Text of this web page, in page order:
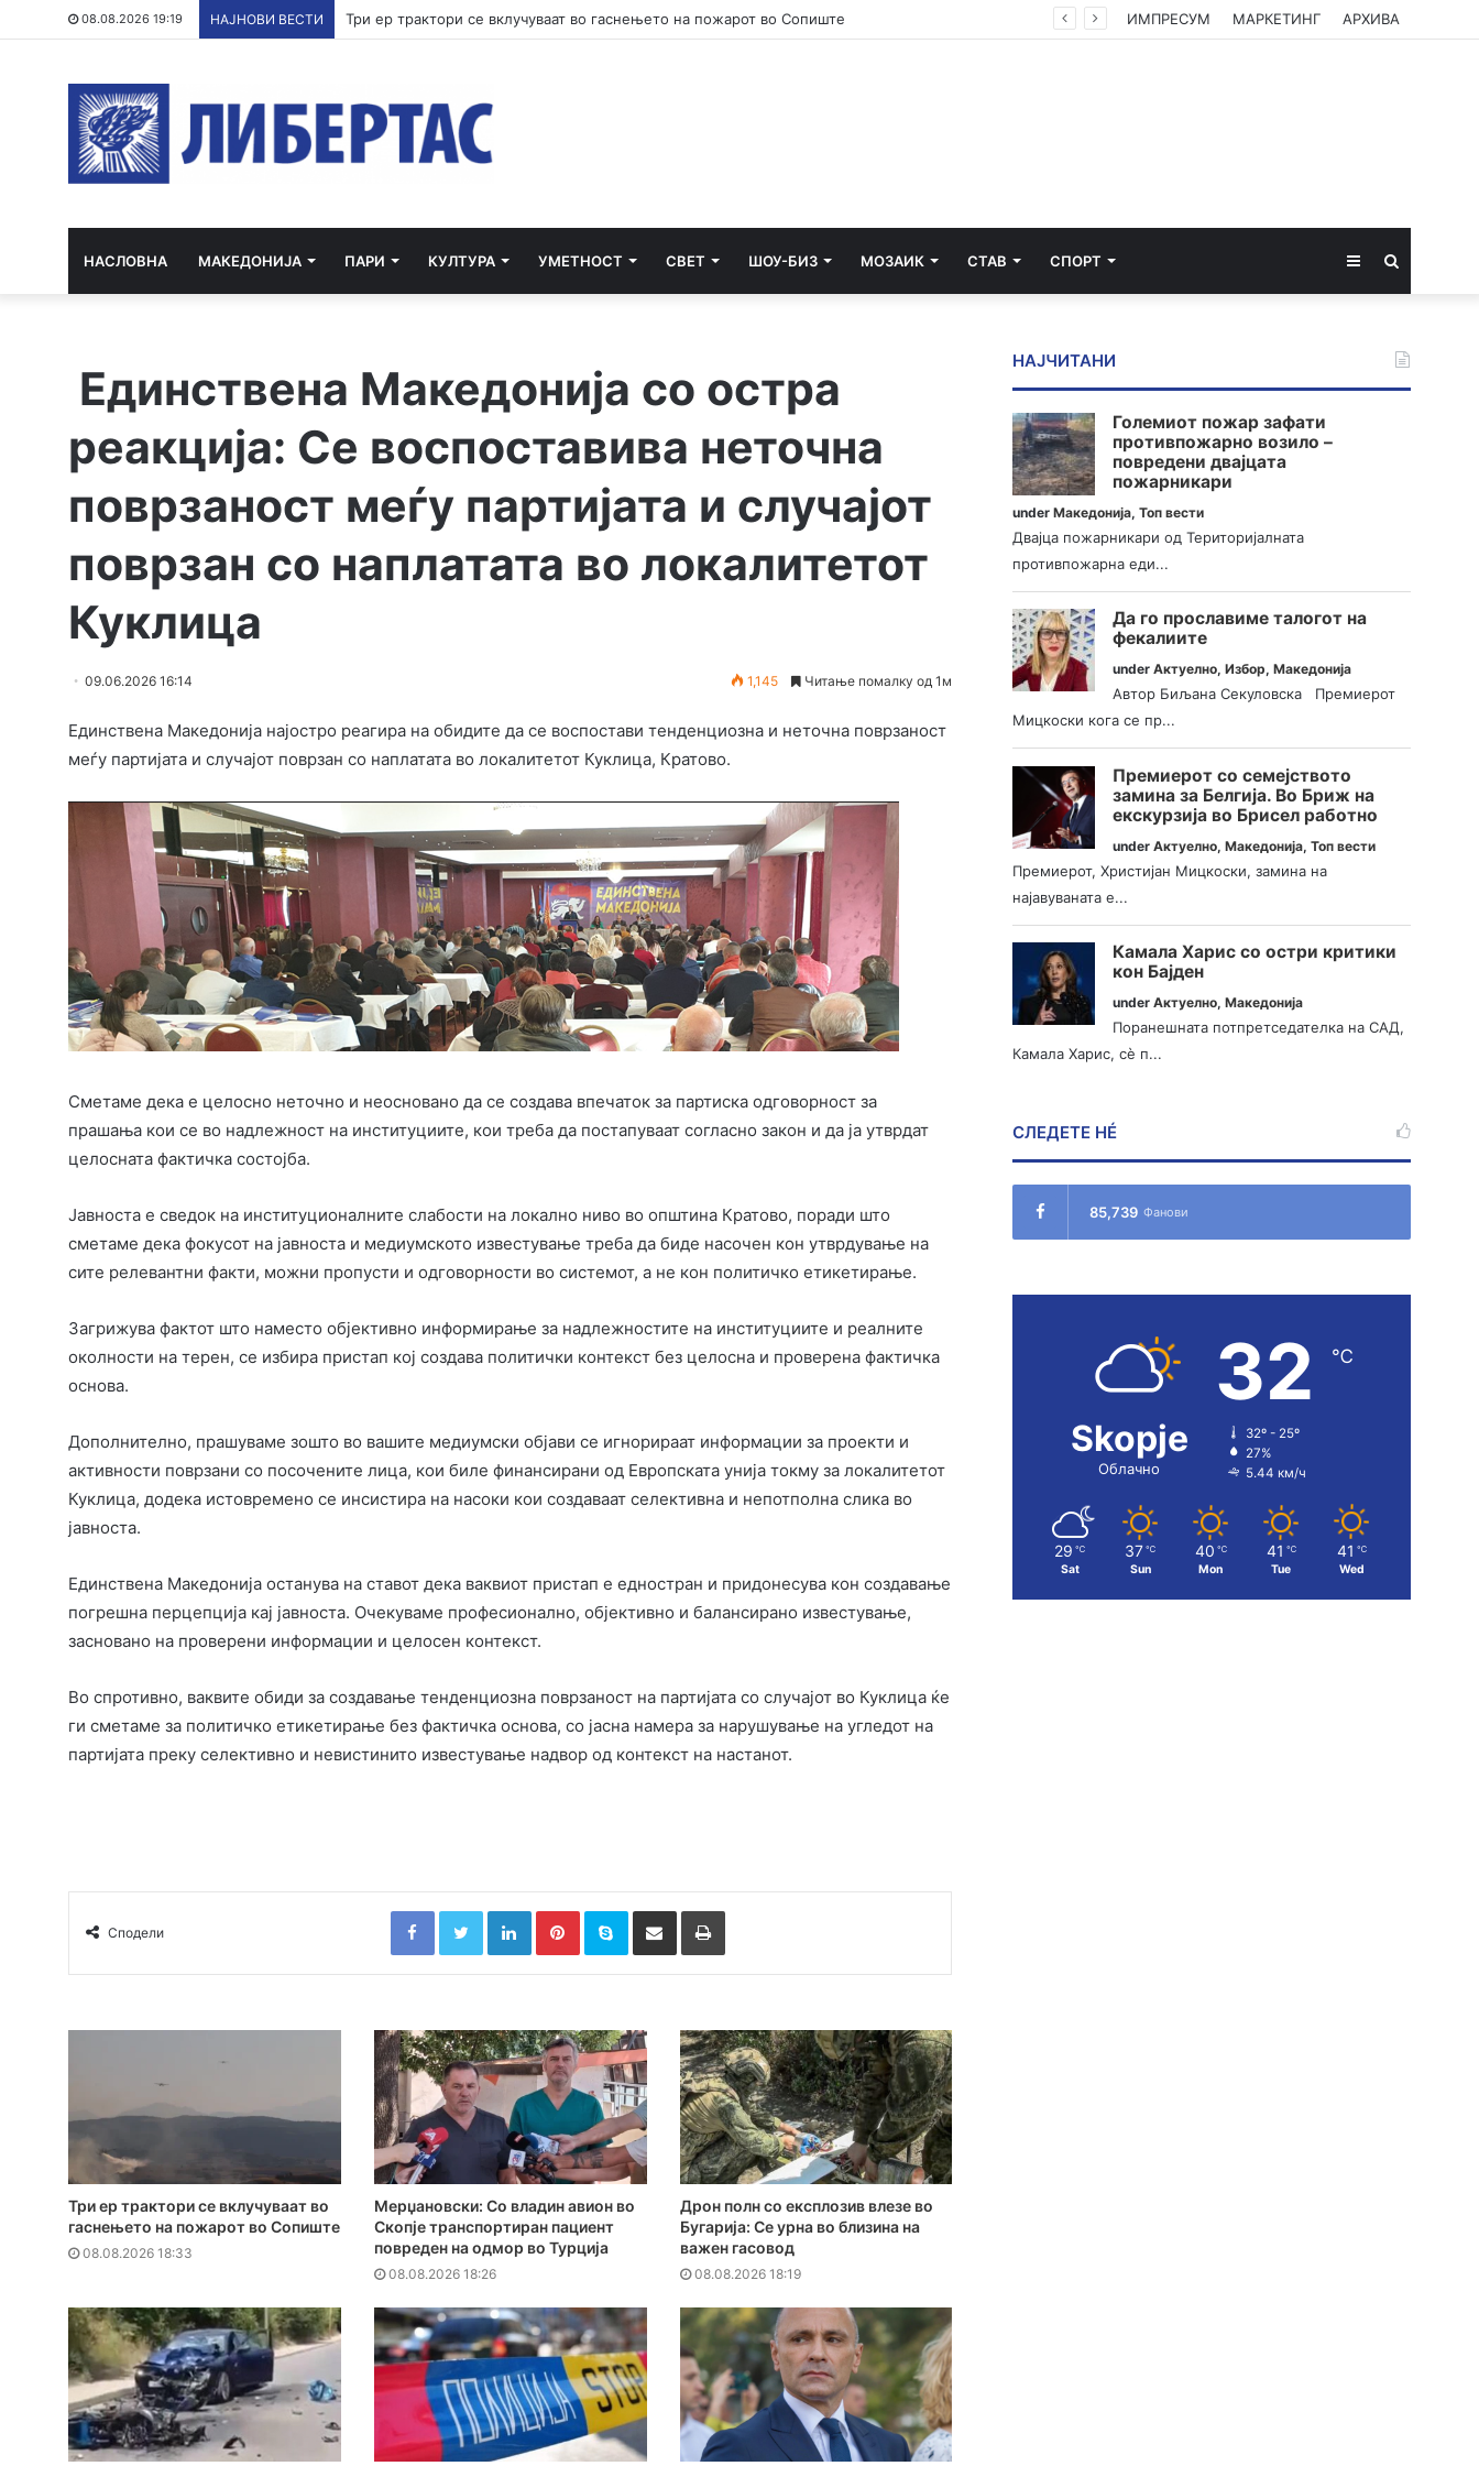
08.08.2026 19:19 НАЈНОВИ ВЕСТИ ИМПРЕСУМ МАРКЕТИНГ АРХИВА
НАСЛОВНА МАКЕДОНИЈА ПАРИ КУЛТУРА УМЕТНОСТ СВЕТ ШОУ-БИЗ МОЗАИК СТАВ СПОРТ Sidebar
Единствена Македонија со остра
реакција: Се воспоставива неточна
поврзаност меѓу партијата и случајот
поврзан со наплатата во локалитетот
Куклица
09.06.2026 16:14 1,145 Читање помалку од 1м
Единствена Македонија најостро реагира на обидите да се воспостави тенденциозна и неточна поврзаност
меѓу партијата и случајот поврзан со наплатата во локалитетот Куклица, Кратово.
Сметаме дека е целосно неточно и неосновано да се создава впечаток за партиска одговорност за
прашања кои се во надлежност на институциите, кои треба да постапуваат согласно закон и да ја утврдат
целосната фактичка состојба.
Јавноста е сведок на институционалните слабости на локално ниво во општина Кратово, поради што
сметаме дека фокусот на јавноста и медиумското известување треба да биде насочен кон утврдување на
сите релевантни факти, можни пропусти и одговорности во системот, а не кон политичко етикетирање.
Загрижува фактот што наместо објективно информирање за надлежностите на институциите и реалните
околности на терен, се избира пристап кој создава политички контекст без целосна и проверена фактичка
основа.
Дополнително, прашуваме зошто во вашите медиумски објави се игнорираат информации за проекти и
активности поврзани со посочените лица, кои биле финансирани од Европската унија токму за локалитетот
Куклица, додека истовремено се инсистира на насоки кои создаваат селективна и непотполна слика во
јавноста.
Единствена Македонија останува на ставот дека ваквиот пристап е едностран и придонесува кон создавање
погрешна перцепција кај јавноста. Очекуваме професионално, објективно и балансирано известување,
засновано на проверени информации и целосен контекст.
Во спротивно, ваквите обиди за создавање тенденциозна поврзаност на партијата со случајот во Куклица ќе
ги сметаме за политичко етикетирање без фактичка основа, со јасна намера за нарушување на угледот на
партијата преку селективно и невистинито известување надвор од контекст на настанот.
Сподели
FacebookTwitterLinkedInPinterestSkype Сподели преку Е-маил Испринтај
Три ер трактори се вклучуваат во
гаснењето на пожарот во Сопиште
08.08.2026 18:33
Мерџановски: Со владин авион во
Скопје транспортиран пациент
повреден на одмор во Турција
08.08.2026 18:26
Дрон полн со експлозив влезе во
Бугарија: Се урна во близина на
важен гасовод
08.08.2026 18:19
НАЈЧИТАНИ
Големиот пожар зафати
противпожарно возило –
повредени двајцата
пожарникари
underМакедонија,Топ вести
Двајца пожарникари од Територијалната
противпожарна еди...
Да го прославиме талогот на
фекалиите
underАктуелно,Избор,Македонија
Автор Биљана Секуловска Премиерот
Мицкоски кога се пр...
Премиерот со семејството
замина за Белгија. Во Бриж на
екскурзија во Брисел работно
underАктуелно,Македонија,Топ вести
Премиерот, Христијан Мицкоски, замина на
најавуваната е...
Камала Харис со остри критики
кон Бајден
underАктуелно,Македонија
Поранешната потпретседателка на САД,
Камала Харис, сè п...
СЛЕДЕТЕ НÉ
85,739 Фанови
Skopje
Облачно
32 ℃
32º - 25º
27%
5.44 км/ч
29 ℃
Sat
37 ℃
Sun
40 ℃
Mon
41 ℃
Tue
41 ℃
Wed